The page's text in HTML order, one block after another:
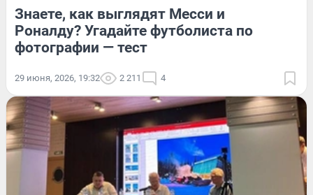
Знаете, как выглядят Месси и
Роналду? Угадайте футболиста по
фотографии — тест
29 июня, 2026, 19:32 2 211 4